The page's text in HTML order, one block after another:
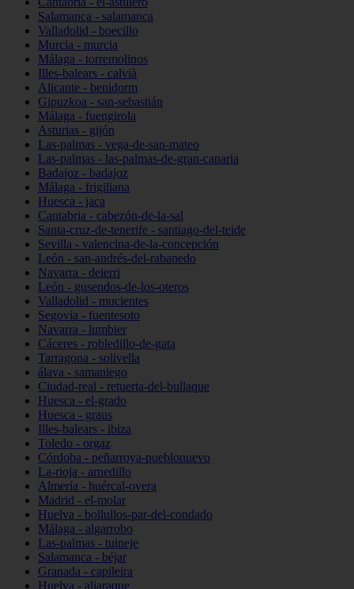
Salamanca - salamanca
Valladolid - boecillo
Murcia - murcia
Málaga - torremolinos
Illes-balears - calvià
Alicante - benidorm
Gipuzkoa - san-sebastián
Málaga - fuengirola
Asturias - gijón
Las-palmas - vega-de-san-mateo
Las-palmas - las-palmas-de-gran-canaria
Badajoz - badajoz
Málaga - frigiliana
Huesca - jaca
Cantabria - cabezón-de-la-sal
Santa-cruz-de-tenerife - santiago-del-teide
Sevilla - valencina-de-la-concepción
León - san-andrés-del-rabanedo
Navarra - deierri
León - gusendos-de-los-oteros
Valladolid - mucientes
Segovia - fuentesoto
Navarra - lumbier
Cáceres - robledillo-de-gata
Tarragona - solivella
álava - samaniego
Ciudad-real - retuerta-del-bullaque
Huesca - el-grado
Huesca - graus
Illes-balears - ibiza
Toledo - orgaz
Córdoba - peñarroya-pueblonuevo
La-rioja - arnedillo
Almería - huércal-overa
Madrid - el-molar
Huelva - bollullos-par-del-condado
Málaga - algarrobo
Las-palmas - tuineje
Salamanca - béjar
Granada - capileira
Huelva - aljaraque